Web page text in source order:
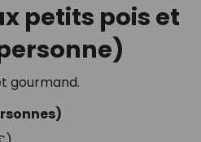
petits pois et
gourmand.